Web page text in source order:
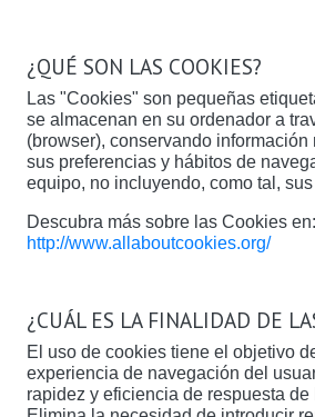
¿QUÉ SON LAS COOKIES?
Las "Cookies" son pequeñas
se almacenan en su ordenador a
(browser), conservando información
sus preferencias y hábitos de
equipo, no incluyendo, como tal,
Descubra más sobre las Cookies en:
http://www.allaboutcookies.org/
¿CUÁL ES LA FINALIDAD DE
El uso de cookies tiene el objetivo
experiencia de navegación del
rapidez y eficiencia de respuesta